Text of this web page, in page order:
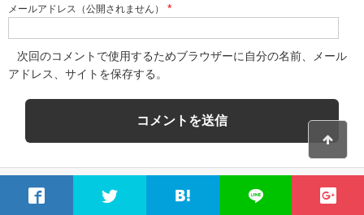
メールアドレス（公開されません） *
次回のコメントで使用するためブラウザーに自分の名前、メール
アドレス、サイトを保存する。
関連記事